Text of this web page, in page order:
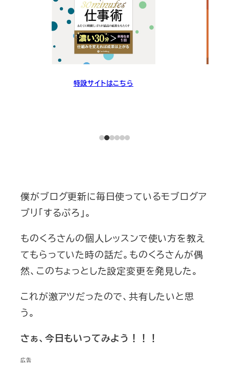
特設サイトはこちら
僕がブログ更新に毎日使っているモブログア
プリ「するぷろ」。
ものくろさんの個人レッスンで使い方を教え
てもらっていた時の話だ。ものくろさんが偶
然、このちょっとした設定変更を発見した。
これが激アツだったので、共有したいと思
う。
さぁ、今日もいってみよう！！！
広告